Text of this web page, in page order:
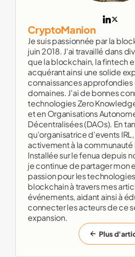
CryptoManion
Je suis passionnée par la
juin 2018. J'ai travaillé dans
que la blockchain, la fintech
acquérant ainsi une solide
connaissances approfondies
domaines. J'ai de bonnes
technologies Zero
et en Organisations
Décentralisées (DAOs). En
qu'organisatrice d'events
activement à la
Installée sur le fenua depuis
je continue de partager mon
passion pour les
blockchain à travers mes
événements, aidant ainsi à
connecter les acteurs de ce
expansion.
Plus